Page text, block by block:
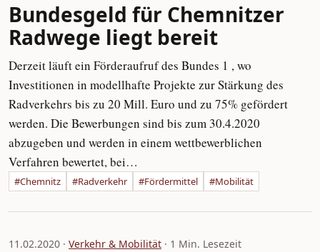
Bundesgeld für Chemnitzer
Radwege liegt bereit
Derzeit läuft ein Förderaufruf des Bundes 1 , wo
Investitionen in modellhafte Projekte zur Stärkung des
Radverkehrs bis zu 20 Mill. Euro und zu 75% gefördert
werden. Die Bewerbungen sind bis zum 30.4.2020
abzugeben und werden in einem wettbewerblichen
Verfahren bewertet, bei…
#Chemnitz #Radverkehr #Fördermittel #Mobilität
11.02.2020 · Verkehr & Mobilität · 1 Min. Lesezeit